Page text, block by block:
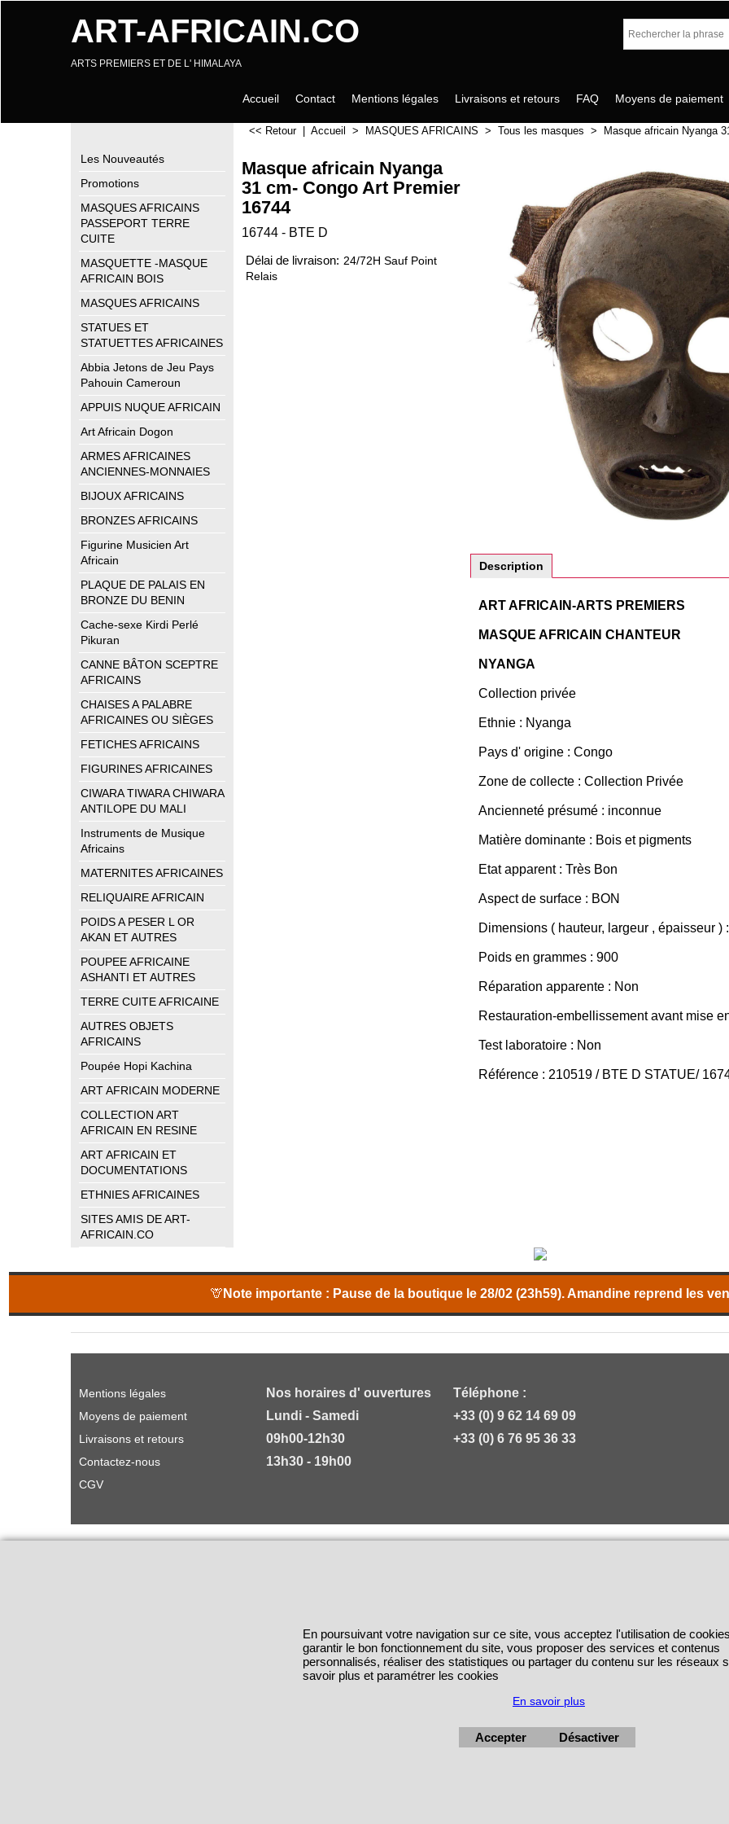
ART-AFRICAIN.CO
ARTS PREMIERS ET DE L' HIMALAYA
Accueil Contact Mentions légales Livraisons et retours FAQ Moyens de paiement
Les Nouveautés
Promotions
MASQUES AFRICAINS
PASSEPORT TERRE
CUITE
MASQUETTE -MASQUE
AFRICAIN BOIS
MASQUES AFRICAINS
STATUES ET
STATUETTES AFRICAINES
Abbia Jetons de Jeu Pays
Pahouin Cameroun
APPUIS NUQUE AFRICAIN
Art Africain Dogon
ARMES AFRICAINES
ANCIENNES-MONNAIES
BIJOUX AFRICAINS
BRONZES AFRICAINS
Figurine Musicien Art
Africain
PLAQUE DE PALAIS EN
BRONZE DU BENIN
Cache-sexe Kirdi Perlé
Pikuran
CANNE BÂTON SCEPTRE
AFRICAINS
CHAISES A PALABRE
AFRICAINES OU SIÈGES
FETICHES AFRICAINS
FIGURINES AFRICAINES
CIWARA TIWARA CHIWARA
ANTILOPE DU MALI
Instruments de Musique
Africains
MATERNITES AFRICAINES
RELIQUAIRE AFRICAIN
POIDS A PESER L OR
AKAN ET AUTRES
POUPEE AFRICAINE
ASHANTI ET AUTRES
TERRE CUITE AFRICAINE
AUTRES OBJETS
AFRICAINS
Poupée Hopi Kachina
ART AFRICAIN MODERNE
COLLECTION ART
AFRICAIN EN RESINE
ART AFRICAIN ET
DOCUMENTATIONS
ETHNIES AFRICAINES
SITES AMIS DE ART-
AFRICAIN.CO
<< Retour Accueil > MASQUES AFRICAINS > Tous les masques > Masque africain Nyanga
Masque africain Nyanga
31 cm- Congo Art Premier
16744
16744 - BTE D
Délai de livraison: 24/72H Sauf Point
Relais
Description
ART AFRICAIN-ARTS PREMIERS
MASQUE AFRICAIN CHANTEUR
NYANGA
Collection privée
Ethnie : Nyanga
Pays d' origine : Congo
Zone de collecte : Collection Privée
Ancienneté présumé : inconnue
Matière dominante : Bois et pigments
Etat apparent : Très Bon
Aspect de surface : BON
Dimensions ( hauteur, largeur , épaisseur )
Poids en grammes : 900
Réparation apparente : Non
Restauration-embellissement avant mise
Test laboratoire : Non
Référence : 210519 / BTE D STATUE/
🦒 Note importante : Pause de la boutique le 28/02 (23h59). Amandine reprend les
Mentions légales
Moyens de paiement
Livraisons et retours
Contactez-nous
CGV
Nos horaires d' ouvertures
Lundi - Samedi
09h00-12h30
13h30 - 19h00
Téléphone :
+33 (0) 9 62 14 69 09
+33 (0) 6 76 95 36 33
En poursuivant votre navigation sur ce site, vous acceptez l'utilisation de
garantir le bon fonctionnement du site, vous proposer des services et contenus
personnalisés, réaliser des statistiques ou partager du contenu sur les réseaux
savoir plus et paramétrer les cookies
En savoir plus
Accepter Désactiver